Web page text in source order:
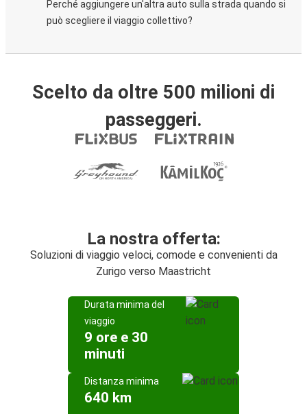
Perché aggiungere un'altra auto sulla strada quando si
può scegliere il viaggio collettivo?
Scelto da oltre 500 milioni di
passeggeri.
La nostra offerta:
Soluzioni di viaggio veloci, comode e convenienti da
Zurigo verso Maastricht
Durata minima del
viaggio
9 ore e 30
minuti
Distanza minima
640 km